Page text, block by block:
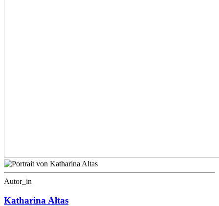
Autor_in
Katharina Altas